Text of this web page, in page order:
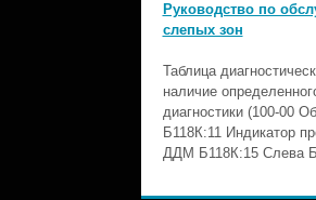
Руководство по
слепых зон
Таблица
наличие
диагностики (100-00
Б118К:11 Индикатор
ДДМ Б118К:15 Слева